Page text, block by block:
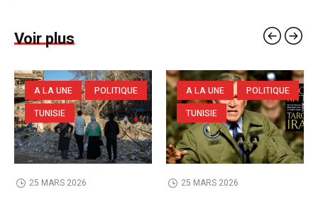
Voir plus
A LA UNE
POLITIQUE
TUNISIE
25 MARS 2026
A LA UNE
POLITIQUE
TUNISIE
25 MARS 2026